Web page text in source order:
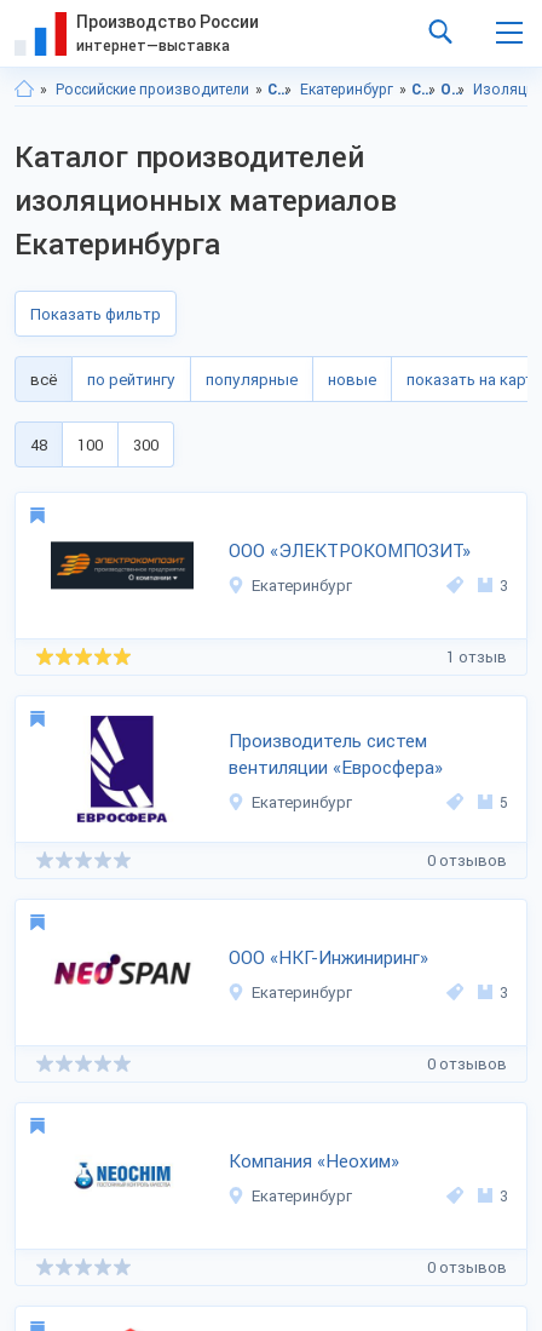
Производство России
интернет—выставка
Российские производители Свердловская область Екатеринбург Строительство и ремонт Отделочные материалы
Каталог производителей
изоляционных материалов
Екатеринбурга
Показать фильтр
всё по рейтингу популярные новые показать на карте
48 100 300
ООО «ЭЛЕКТРОКОМПОЗИТ»
Екатеринбург 3
1 отзыв
Производитель систем
вентиляции «Евросфера»
Екатеринбург 5
0 отзывов
ООО «НКГ-Инжиниринг»
Екатеринбург 3
0 отзывов
Компания «Неохим»
Екатеринбург 3
0 отзывов